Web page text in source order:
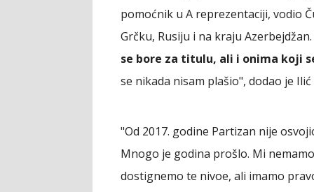
pomoćnik u A reprezentaciji, vodio
Grčku, Rusiju i na kraju Azerbejdžan.
se bore za titulu, ali i onima koji
se nikada nisam plašio", dodao je
"Od 2017. godine Partizan nije
Mnogo je godina prošlo. Mi
dostignemo te nivoe, ali imamo